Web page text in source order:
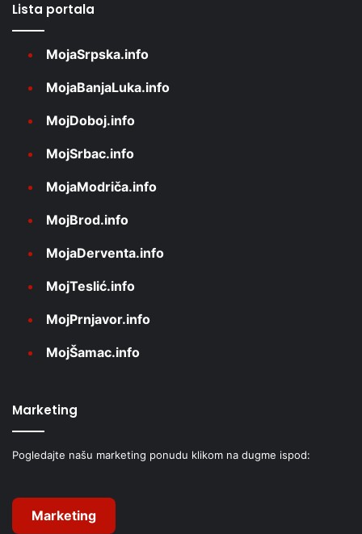
Lista portala
MojaSrpska.info
MojaBanjaLuka.info
MojDoboj.info
MojSrbac.info
MojaModriča.info
MojBrod.info
MojaDerventa.info
MojTeslić.info
MojPrnjavor.info
MojŠamac.info
Marketing
Pogledajte našu marketing ponudu klikom na dugme ispod:
Marketing